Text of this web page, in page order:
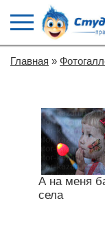
Главная »
А на меня
села